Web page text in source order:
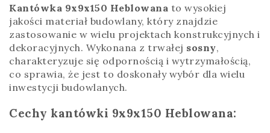
Kantówka 9x9x150 Heblowana to wysokiej
jakości materiał budowlany, który znajdzie
zastosowanie w wielu projektach konstrukcyjnych i
dekoracyjnych. Wykonana z trwałej sosny,
charakteryzuje się odpornością i wytrzymałością,
co sprawia, że jest to doskonały wybór dla wielu
inwestycji budowlanych.
Cechy kantówki 9x9x150 Heblowana: